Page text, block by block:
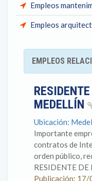
Empleos
Empleos
EMPLEOS
MEDELLÍN
Ubicación:
Importante
contratos de
orden público,
RESIDENTE DE
Publicación: 17/